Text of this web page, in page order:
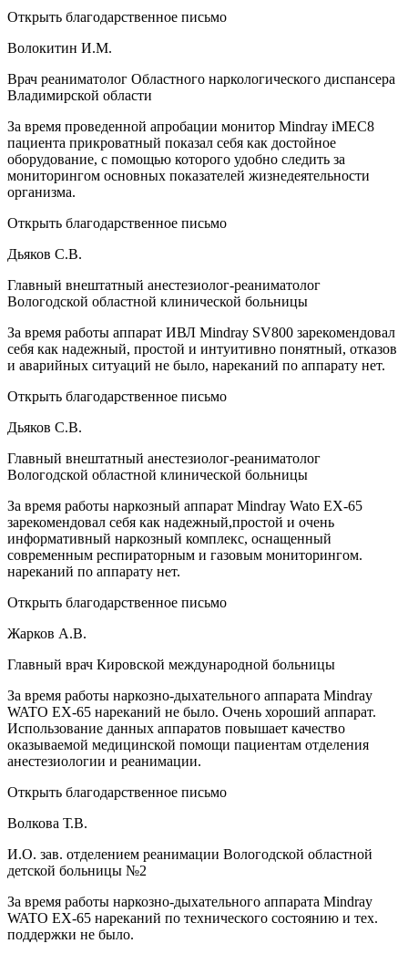
Открыть благодарственное письмо
Волокитин И.М.
Врач реаниматолог Областного наркологического диспансера
Владимирской области
За время проведенной апробации монитор Mindray iMEC8
пациента прикроватный показал себя как достойное
оборудование, с помощью которого удобно следить за
мониторингом основных показателей жизнедеятельности
организма.
Открыть благодарственное письмо
Дьяков С.В.
Главный внештатный анестезиолог-реаниматолог
Вологодской областной клинической больницы
За время работы аппарат ИВЛ Mindray SV800 зарекомендовал
себя как надежный, простой и интуитивно понятный, отказов
и аварийных ситуаций не было, нареканий по аппарату нет.
Открыть благодарственное письмо
Дьяков С.В.
Главный внештатный анестезиолог-реаниматолог
Вологодской областной клинической больницы
За время работы наркозный аппарат Mindray Wato EX-65
зарекомендовал себя как надежный,простой и очень
информативный наркозный комплекс, оснащенный
современным респираторным и газовым мониторингом.
нареканий по аппарату нет.
Открыть благодарственное письмо
Жарков А.В.
Главный врач Кировской международной больницы
За время работы наркозно-дыхательного аппарата Mindray
WATO EX-65 нареканий не было. Очень хороший аппарат.
Использование данных аппаратов повышает качество
оказываемой медицинской помощи пациентам отделения
анестезиологии и реанимации.
Открыть благодарственное письмо
Волкова Т.В.
И.О. зав. отделением реанимации Вологодской областной
детской больницы №2
За время работы наркозно-дыхательного аппарата Mindray
WATO EX-65 нареканий по технического состоянию и тех.
поддержки не было.